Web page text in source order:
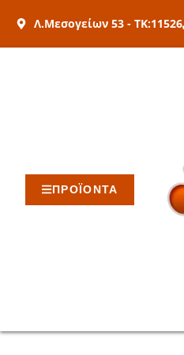
στο
Λ.Μεσογείων 53 - ΤΚ:11526
ΠΡΟΪΟΝΤΑ